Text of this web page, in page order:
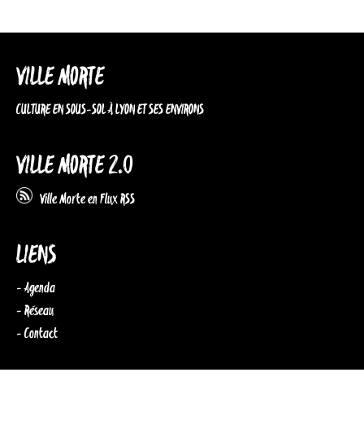
VILLE MORTE
CULTURE EN SOUS-SOL À LYON ET SES ENVIRONS
VILLE MORTE 2.0
Ville Morte en Flux RSS
LIENS
- Agenda
- Réseau
- Contact